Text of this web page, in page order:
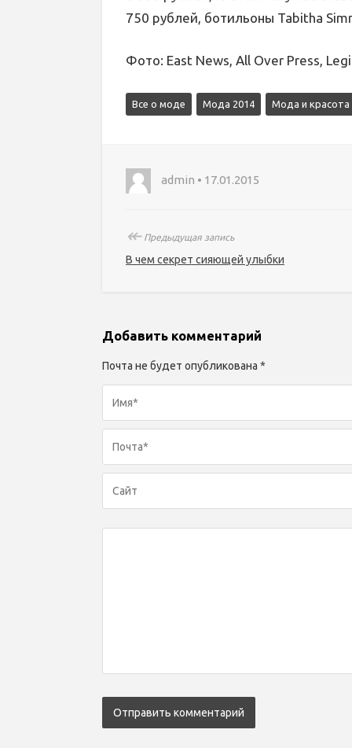
750 рублей, ботильоны Tabitha
Фото: East News, All Over Press,
Все о моде Мода 2014 Мода и красота
admin • 17.01.2015
↞Предыдущая запись
В чем секрет сияющей улыбки
Добавить комментарий
Почта не будет опубликована *